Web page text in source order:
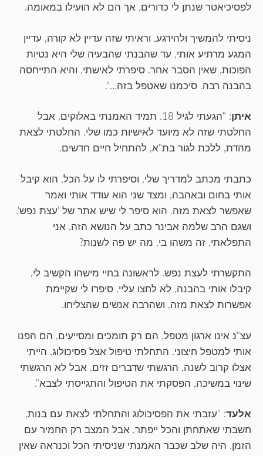
לפסיכיאטר שנתן לי כדורים, אך הם לא הועילו במאומה.
ניסיתי להמשיך ולהירגע, וראיתי שזה עדיין לא קורה, עדיין
המגע מרתיע אותי, עד שהבנתי שהבעיה שלי היא נטיות
הפוכות, שאין הסבר אחר. סיפרתי לאישתי, והיא התייחסה
בהבנה רבה. סיכמנו שאטפל בזה…".
איתן
: "הגעתי לגיל 18. תמיד האמנתי באלוקים, אבל
החלטתי שזה לא מיועד לאישיות כמו שלי. החלטתי לצאת
מהדת, ללכת לגור בת"א, להתחיל חיים חדשים.
כתבתי מכתב למדריך שלי, וסיפרתי לו על הכל, הוא קיבל
אותי בחום ובאהבה, ומצד שני הוא עודד אותי ואמר
שאפשר לצאת מזה. הוא סיפר לי שיש אתר של 'עצת נפש',
ושגם הרב שלמה אבינר כתב על הנושא הזה, אני
התפלאתי, זה משהו בי, מה יש פה לשנות?
התקשרתי לעצת נפש. לראשונה בחיי מישהו הקשיב לי,
קיבלו אותי בהבנה, לא לחצו עליי, סיפרו לי שקיימת
אפשרות לצאת מזה, ושהרבה אנשים שהצליחו.
עצ"נ אינו ארגון מטפל, הם רק תומכים ומסייעים, הם הפנו
אותי למטפל חיצוני. התחלתי טיפול אצל פסיכולוג, הייתי
אצלו קרוב לשנה, הרגשתי שדברים זזים, אבל לא הרגשתי
שינוי במשיכה, הפסקתי את הטיפול והתגייסתי לצבא".
אלעד: "עזבתי את הפסיכולוג והתחלתי לצאת עם בנות,
חשבתי שאתחתן והכל ייפתר, אבל המצב רק החמיר עם
הזמן. היה שלב שכבר האמנתי שניסיתי הכל וכנראה שאין